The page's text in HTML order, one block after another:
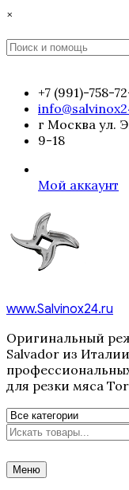
Перейти
содержимому
×
Поиск
+7 (991)-758-
г Москва ул.
9-18
Мой аккаунт
www.Salvinox24.ru
Оригинальный
Salvador из
для резки мяса
Искать
Меню